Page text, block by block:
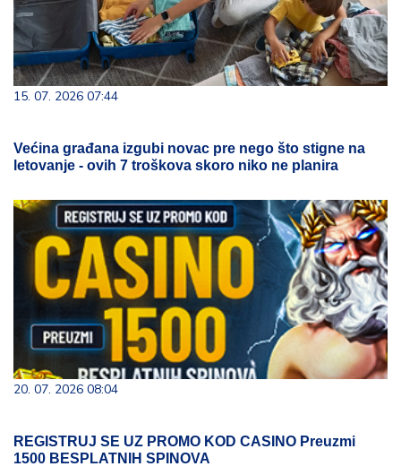
15. 07. 2026 07:44
Većina građana izgubi novac pre nego što stigne na
letovanje - ovih 7 troškova skoro niko ne planira
20. 07. 2026 08:04
REGISTRUJ SE UZ PROMO KOD CASINO Preuzmi
1500 BESPLATNIH SPINOVA